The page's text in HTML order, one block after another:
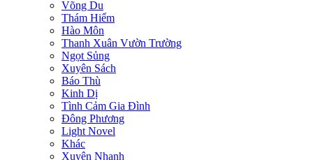
Võng Du
Thám Hiểm
Hào Môn
Thanh Xuân Vườn Trường
Ngọt Sủng
Xuyên Sách
Báo Thù
Kinh Dị
Tình Cảm Gia Đình
Đông Phương
Light Novel
Khác
Xuyên Nhanh